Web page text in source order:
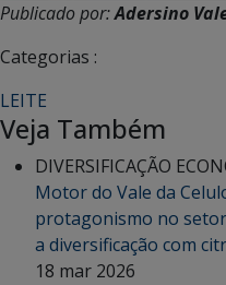
Publicado por:Adersino
Categorias :
LEITE
Veja Também
DIVERSIFICAÇÃO
Motor do Vale da
protagonismo no
a diversificação com
18 mar 2026